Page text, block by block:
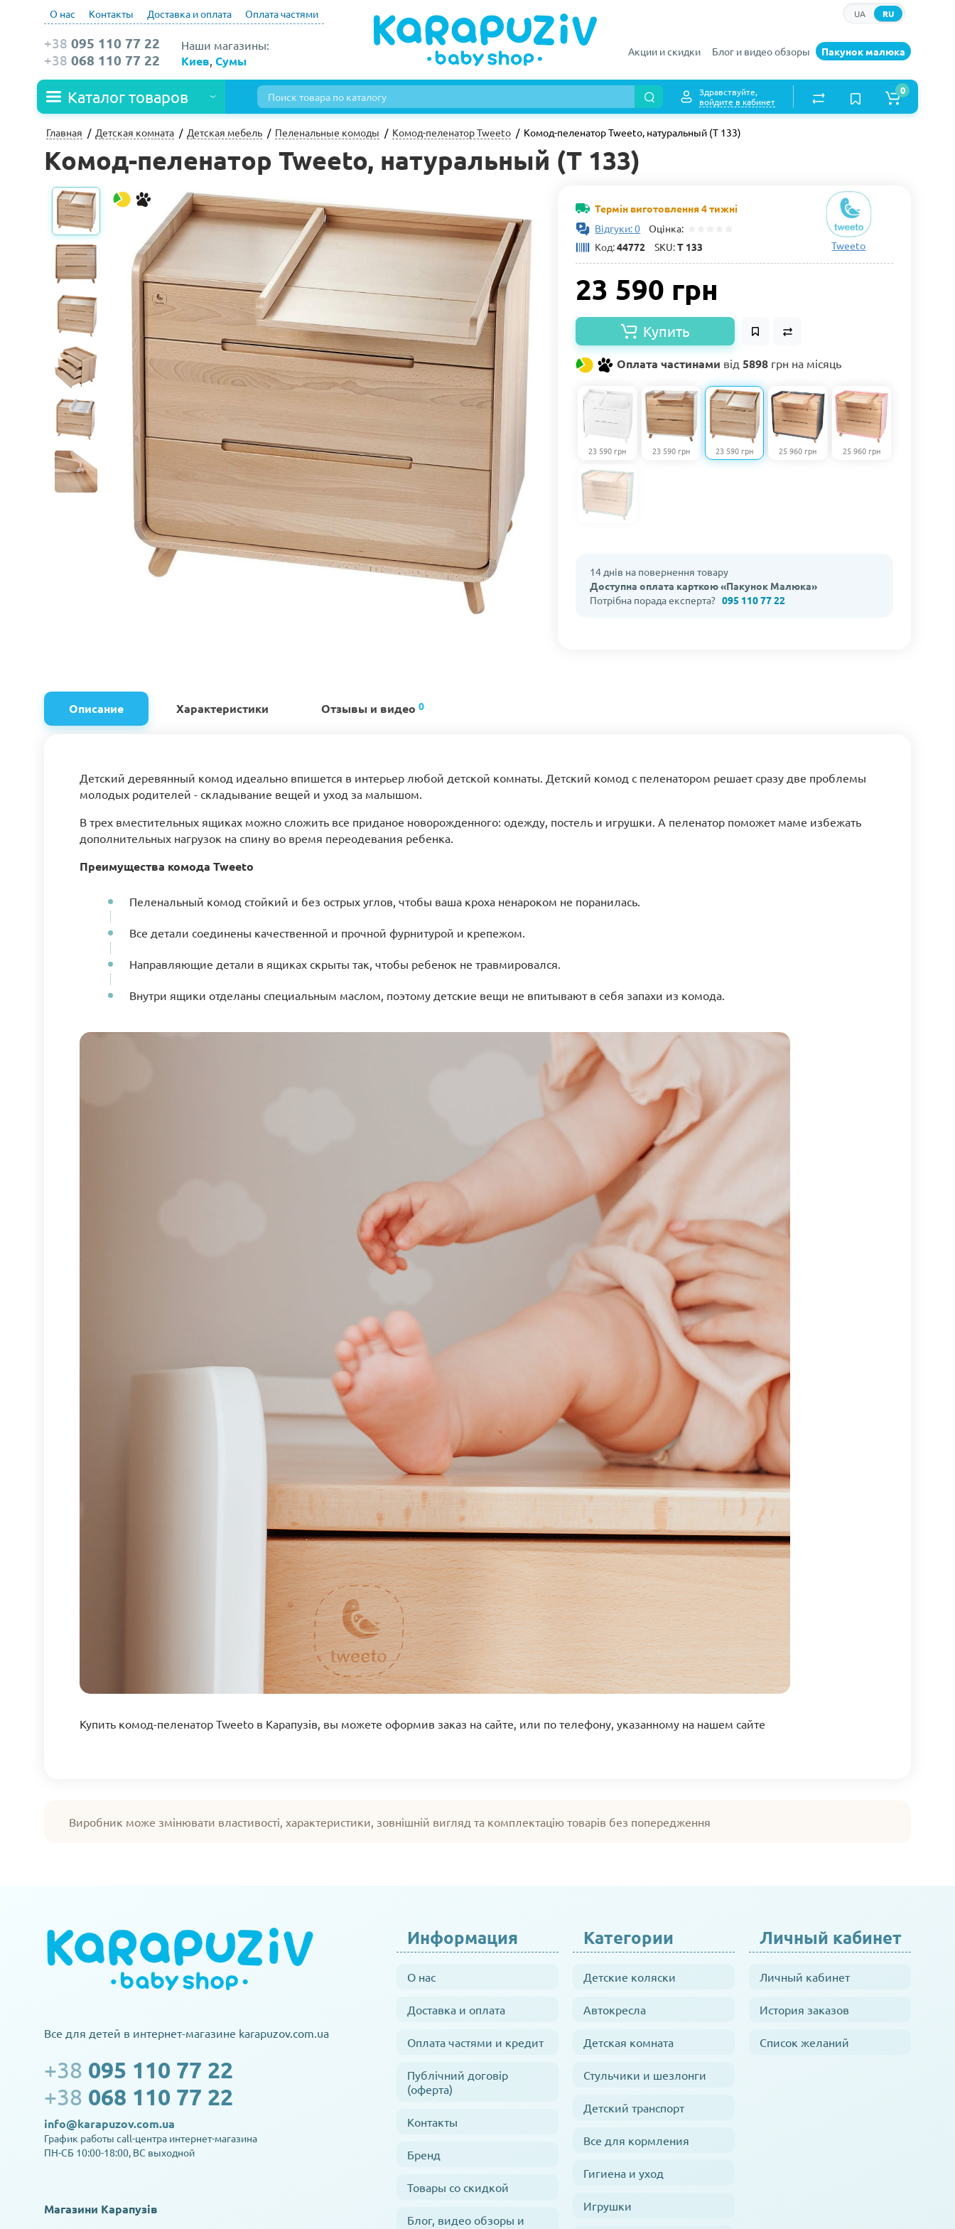
О нас Контакты Доставка и оплата Оплата частями RU
UA
Наши магазины:
Киев Сумы
+38 095 110 77 22
+38 068 110 77 22
Акции и скидки Блог и видео обзоры Пакунок малюка
Каталог товаров
Здравствуйте,
войдите в кабинет
0
Главная Детская комната Детская мебель Пеленальные комоды Комод-пеленатор Tweeto Комод-пеленатор Tweeto, натуральный (Т 133)
Комод-пеленатор Tweeto, натуральный (Т 133)
Термін виготовлення 4 тижні
Відгуки: 0 Оцінка:
Код:44772 SKU:Т 133 Tweeto
23 590 грн
Купить
Оплата частинами від5898 грн на місяць
23 590 грн 23 590 грн 23 590 грн 25 960 грн 25 960 грн
14 днів на повернення товару
Доступна оплата карткою «Пакунок Малюка»
Потрібна порада експерта?095 110 77 22
Описание Характеристики Отзывы и видео 0
Детский деревянный комод идеально впишется в интерьер любой детской комнаты. Детский комод с пеленатором решает сразу две проблемы
молодых родителей - складывание вещей и уход за малышом.
В трех вместительных ящиках можно сложить все приданое новорожденного: одежду, постель и игрушки. А пеленатор поможет маме избежать
дополнительных нагрузок на спину во время переодевания ребенка.
Преимущества комода Tweeto
Пеленальный комод стойкий и без острых углов, чтобы ваша кроха ненароком не поранилась.
Все детали соединены качественной и прочной фурнитурой и крепежом.
Направляющие детали в ящиках скрыты так, чтобы ребенок не травмировался.
Внутри ящики отделаны специальным маслом, поэтому детские вещи не впитывают в себя запахи из комода.
Купить комод-пеленатор Tweeto в Карапузів, вы можете оформив заказ на сайте, или по телефону, указанному на нашем сайте
Виробник може змінювати властивості, характеристики, зовнішній вигляд та комплектацію товарів без попередження
Все для детей в интернет-магазине karapuzov.com.ua
+38 095 110 77 22
+38 068 110 77 22
info@karapuzov.com.ua
График работы call-центра интернет-магазина
ПН-СБ 10:00-18:00, ВС выходной
Магазини Карапузів
Информация
О нас
Доставка и оплата
Оплата частями и кредит
Публічний договір
(оферта)
Контакты
Бренд
Товары со скидкой
Блог, видео обзоры и
Категории
Детские коляски
Автокресла
Детская комната
Стульчики и шезлонги
Детский транспорт
Все для кормления
Гигиена и уход
Игрушки
Личный кабинет
Личный кабинет
История заказов
Список желаний